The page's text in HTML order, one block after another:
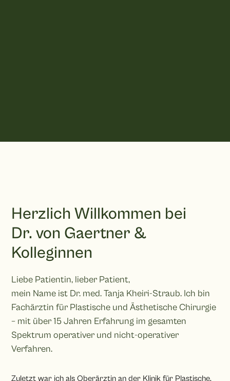
Herzlich Willkommen bei
Dr. von Gaertner &
Kolleginnen
Liebe Patientin, lieber Patient,
mein Name ist Dr. med. Tanja Kheiri-Straub. Ich bin
Fachärztin für Plastische und Ästhetische Chirurgie
– mit über 15 Jahren Erfahrung im gesamten
Spektrum operativer und nicht-operativer
Verfahren.
Zuletzt war ich als Oberärztin an der Klinik für Plastische,